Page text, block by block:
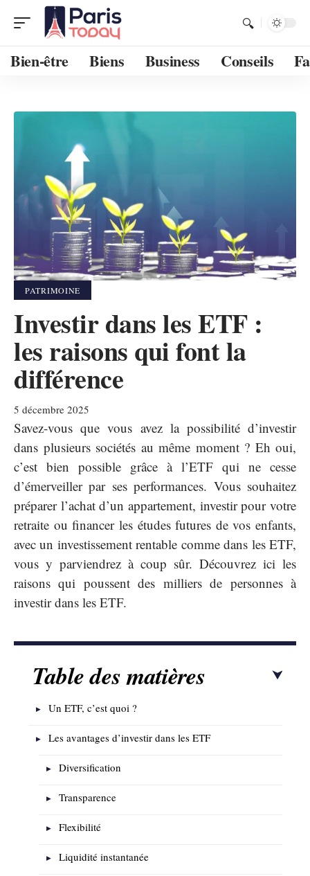
Bien-être Biens Business Conseils
PATRIMOINE
Investir dans les ETF :
les raisons qui font la
différence
5 décembre 2025
Savez-vous que vous avez la possibilité d’investir
dans plusieurs sociétés au même moment ? Eh oui,
c’est bien possible grâce à l’ETF qui ne cesse
d’émerveiller par ses performances. Vous souhaitez
préparer l’achat d’un appartement, investir pour votre
retraite ou financer les études futures de vos enfants,
avec un investissement rentable comme dans les ETF,
vous y parviendrez à coup sûr. Découvrez ici les
raisons qui poussent des milliers de personnes à
investir dans les ETF.
Table des matières
Un ETF, c’est quoi ?
Les avantages d’investir dans les ETF
Diversification
Transparence
Flexibilité
Liquidité instantanée